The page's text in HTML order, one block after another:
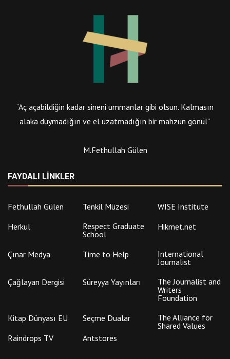
“Aç açabildiğin kadar sineni ummanlar gibi olsun. Kalmasın
alaka duymadığın ve el uzatmadığın bir mahzun gönül”
M.Fethullah Gülen
FAYDALI LINKLER
Fethullah Gülen Tenkil Müzesi
WISE Institute
Herkul
Respect Graduate
School
Hikmet.net
Çınar Medya Time to Help
International
Journalist
Çağlayan Dergisi
Süreyya Yayınları
The Journalist and
Writers
Foundation
Kitap Dünyası EU
Seçme Dualar
The Alliance for
Shared Values
Raindrops TV
Antstores